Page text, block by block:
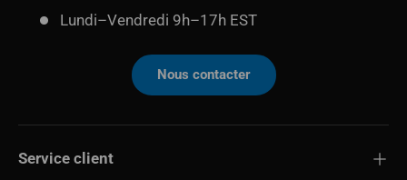
Lundi–Vendredi 9h–17h EST
Nous contacter
Service client